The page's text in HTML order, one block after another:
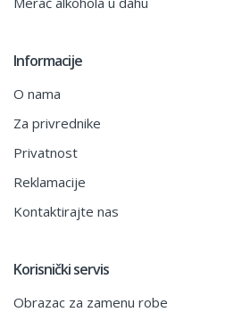
Informacije
O nama
Za privrednike
Privatnost
Reklamacije
Kontaktirajte nas
Korisnički servis
Obrazac za zamenu robe